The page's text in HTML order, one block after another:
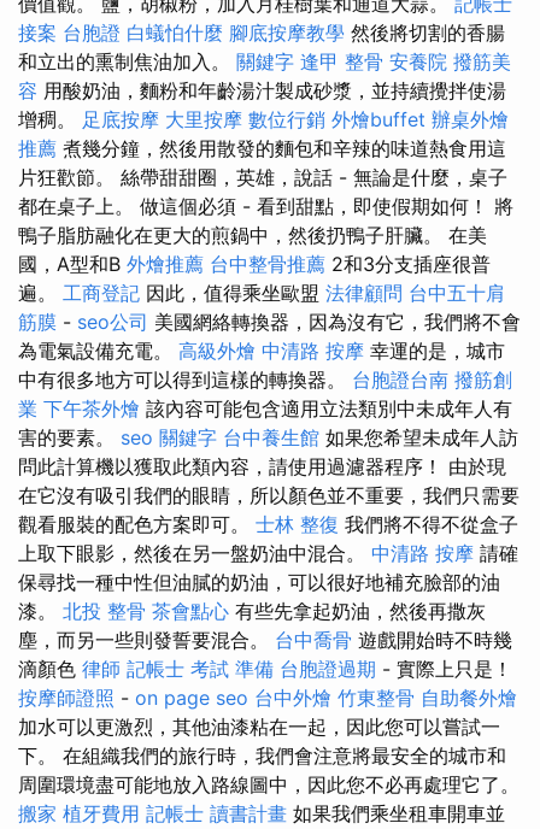
接案 台胞證 白蟻怕什麼 腳底按摩教學 然後將切割的香腸
和立出的熏制焦油加入。 關鍵字 逢甲 整骨 安養院 撥筋美
容 用酸奶油，麵粉和年齡湯汁製成砂漿，並持續攪拌使湯
增稠。 足底按摩 大里按摩 數位行銷 外燴buffet 辦桌外燴
推薦 煮幾分鐘，然後用散發的麵包和辛辣的味道熱食用這
片狂歡節。 絲帶甜甜圈，英雄，說話 - 無論是什麼，桌子
都在桌子上。 做這個必須 - 看到甜點，即使假期如何！ 將
鴨子脂肪融化在更大的煎鍋中，然後扔鴨子肝臟。 在美
國，A型和B 外燴推薦 台中整骨推薦 2和3分支插座很普
遍。 工商登記 因此，值得乘坐歐盟 法律顧問 台中五十肩
筋膜 - seo公司 美國網絡轉換器，因為沒有它，我們將不會
為電氣設備充電。 高級外燴 中清路 按摩 幸運的是，城市
中有很多地方可以得到這樣的轉換器。 台胞證台南 撥筋創
業 下午茶外燴 該內容可能包含適用立法類別中未成年人有
害的要素。 seo 關鍵字 台中養生館 如果您希望未成年人訪
問此計算機以獲取此類內容，請使用過濾器程序！ 由於現
在它沒有吸引我們的眼睛，所以顏色並不重要，我們只需要
觀看服裝的配色方案即可。 士林 整復 我們將不得不從盒子
上取下眼影，然後在另一盤奶油中混合。 中清路 按摩 請確
保尋找一種中性但油膩的奶油，可以很好地補充臉部的油
漆。 北投 整骨 茶會點心 有些先拿起奶油，然後再撒灰
塵，而另一些則發誓要混合。 台中喬骨 遊戲開始時不時幾
滴顏色 律師 記帳士 考試 準備 台胞證過期 - 實際上只是！
按摩師證照 - on page seo 台中外燴 竹東整骨 自助餐外燴
加水可以更激烈，其他油漆粘在一起，因此您可以嘗試一
下。 在組織我們的旅行時，我們會注意將最安全的城市和
周圍環境盡可能地放入路線圖中，因此您不必再處理它了。
搬家 植牙費用 記帳士 讀書計畫 如果我們乘坐租車開車並